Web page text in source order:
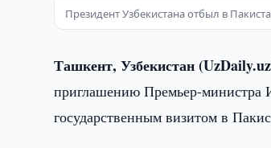
Президент Узбекистана отбыл в
Ташкент, Узбекистан
приглашению Премьер-министра
государственным визитом в